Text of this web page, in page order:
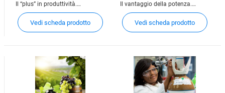
Il “plus” in produttività.
(Saldatura MAG ad alta velocità
su acciai al carbonio)
Vedi scheda prodotto
Il vantaggio della potenza.
(saldatura MAG su parti
sollecitate meccanicamente e/o
parti spesse in acciaio al
Vedi scheda prodotto